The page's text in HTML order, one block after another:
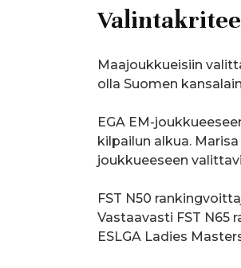
Maajoukkueisiin
olla Suomen
EGA EM-
kilpailun alkua.
joukkueeseen
FST N50
Vastaavasti FST N65
ESLGA Ladies